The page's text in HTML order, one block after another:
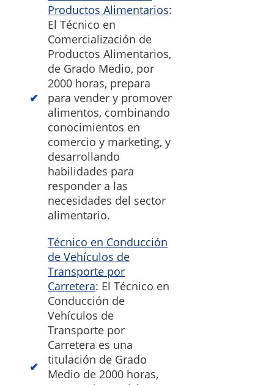
Productos Alimentarios:
El Técnico en
Comercialización de
Productos Alimentarios,
de Grado Medio, por
2000 horas, prepara
para vender y promover
alimentos, combinando
conocimientos en
comercio y marketing, y
desarrollando
habilidades para
responder a las
necesidades del sector
alimentario.
Técnico en Conducción
de Vehículos de
Transporte por
Carretera: El Técnico en
Conducción de
Vehículos de
Transporte por
Carretera es una
titulación de Grado
Medio de 2000 horas,